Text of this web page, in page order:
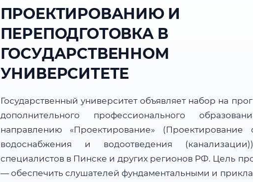
ПРОЕКТИРОВАНИЮ И
ПЕРЕПОДГОТОВКА В
ГОСУДАРСТВЕННОМ
УНИВЕРСИТЕТЕ
Государственный университет объявляет набор на
дополнительного профессионального
направлению «Проектирование» (Проектирование
водоснабжения и водоотведения
специалистов в Пинске и других регионов РФ. Цель
— обеспечить слушателей фундаментальными и